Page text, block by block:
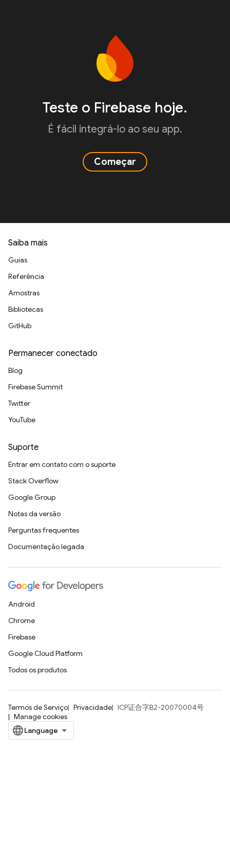
Teste o Firebase hoje.
É fácil integrá-lo ao seu app.
Começar
Saiba mais
Guias
Referência
Amostras
Bibliotecas
GitHub
Permanecer conectado
Blog
Firebase Summit
Twitter
YouTube
Suporte
Entrar em contato com o suporte
Stack Overflow
Google Group
Notas da versão
Perguntas frequentes
Documentação legada
Android
Chrome
Firebase
Google Cloud Platform
Todos os produtos
Termos de Serviço Privacidade
ICP证合字B2-20070004号
Manage cookies